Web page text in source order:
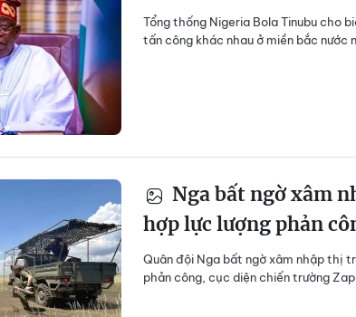
Tổng thống Nigeria Bola Tinubu cho
tấn công khác nhau ở miền bắc nước
Nga bất ngờ xâm
hợp lực lượng phản
Quân đội Nga bất ngờ xâm nhập thị
phản công, cục diện chiến trường